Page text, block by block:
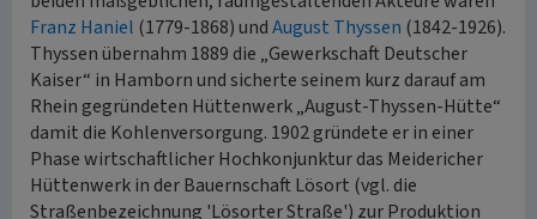
Franz Haniel (1779-1868) undAugust Thyssen (1842-1926).
Thyssen übernahm 1889 die „Gewerkschaft Deutscher
Kaiser“ in Hamborn und sicherte seinem kurz darauf am
Rhein gegründeten Hüttenwerk „August-Thyssen-Hütte“
damit die Kohlenversorgung. 1902 gründete er in einer
Phase wirtschaftlicher Hochkonjunktur das Meidericher
Hüttenwerk in der Bauernschaft Lösort (vgl. die
Straßenbezeichnung 'Lösorter Straße') zur Produktion